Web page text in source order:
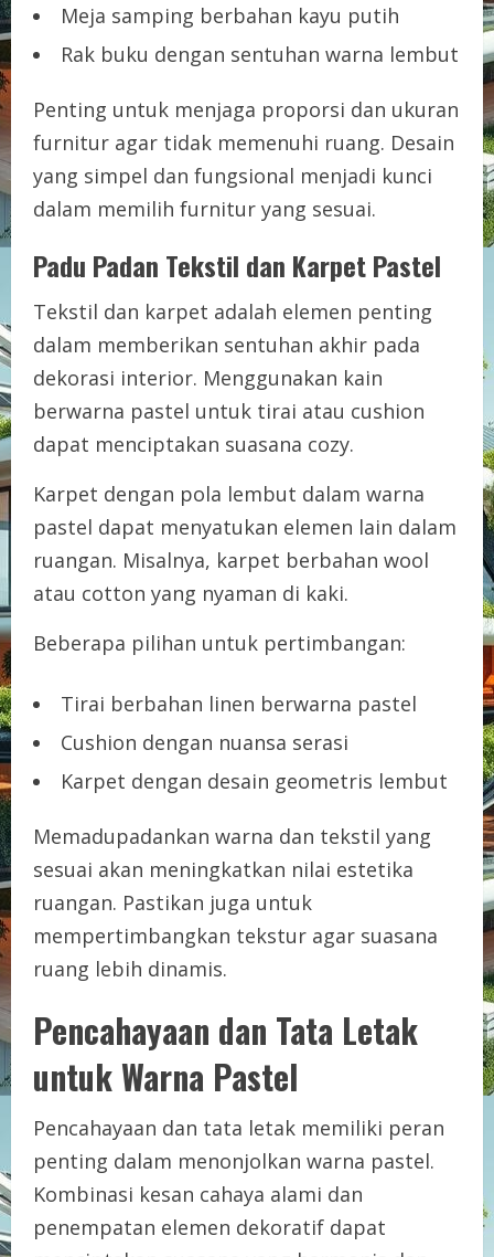
Meja samping berbahan kayu putih
Rak buku dengan sentuhan warna lembut
Penting untuk menjaga proporsi dan ukuran
furnitur agar tidak memenuhi ruang. Desain
yang simpel dan fungsional menjadi kunci
dalam memilih furnitur yang sesuai.
Padu Padan Tekstil dan Karpet Pastel
Tekstil dan karpet adalah elemen penting
dalam memberikan sentuhan akhir pada
dekorasi interior. Menggunakan kain
berwarna pastel untuk tirai atau cushion
dapat menciptakan suasana cozy.
Karpet dengan pola lembut dalam warna
pastel dapat menyatukan elemen lain dalam
ruangan. Misalnya, karpet berbahan wool
atau cotton yang nyaman di kaki.
Beberapa pilihan untuk pertimbangan:
Tirai berbahan linen berwarna pastel
Cushion dengan nuansa serasi
Karpet dengan desain geometris lembut
Memadupadankan warna dan tekstil yang
sesuai akan meningkatkan nilai estetika
ruangan. Pastikan juga untuk
mempertimbangkan tekstur agar suasana
ruang lebih dinamis.
Pencahayaan dan Tata Letak
untuk Warna Pastel
Pencahayaan dan tata letak memiliki peran
penting dalam menonjolkan warna pastel.
Kombinasi kesan cahaya alami dan
penempatan elemen dekoratif dapat